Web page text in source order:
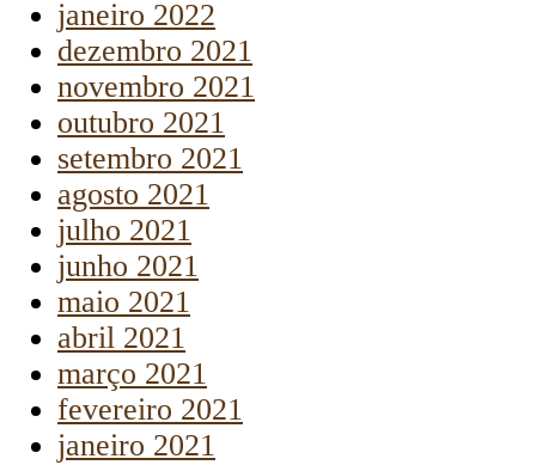
janeiro 2022
dezembro 2021
novembro 2021
outubro 2021
setembro 2021
agosto 2021
julho 2021
junho 2021
maio 2021
abril 2021
março 2021
fevereiro 2021
janeiro 2021